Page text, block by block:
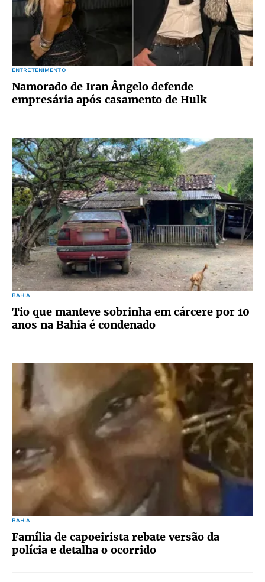
ENTRETENIMENTO
Namorado de Iran Ângelo defende
empresária após casamento de Hulk
BAHIA
Tio que manteve sobrinha em cárcere por 10
anos na Bahia é condenado
BAHIA
Família de capoeirista rebate versão da
polícia e detalha o ocorrido